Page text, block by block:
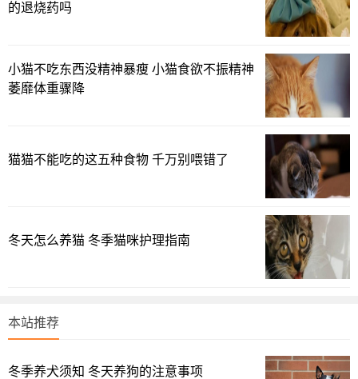
的退烧药吗
小猫不吃东西没精神暴瘦 小猫食欲不振精神
萎靡体重骤降
猫猫不能吃的这五种食物 千万别喂错了
冬天怎么养猫 冬季猫咪护理指南
本站推荐
冬季养犬须知 冬天养狗的注意事项